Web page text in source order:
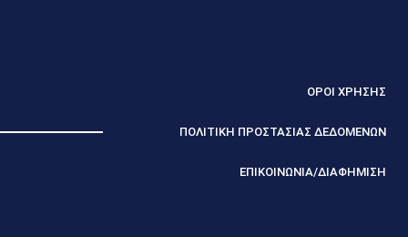
ΟΡΟΙ ΧΡΗΣΗΣ
ΠΟΛΙΤΙΚΗ ΠΡΟΣΤΑΣΙΑΣ ΔΕΔΟΜΕΝΩΝ
ΕΠΙΚΟΙΝΩΝΙΑ/ΔΙΑΦΗΜΙΣΗ